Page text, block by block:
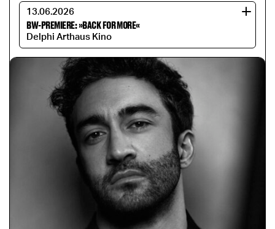
13.06.2026
BW-PREMIERE: »BACK FOR MORE«
Delphi Arthaus Kino